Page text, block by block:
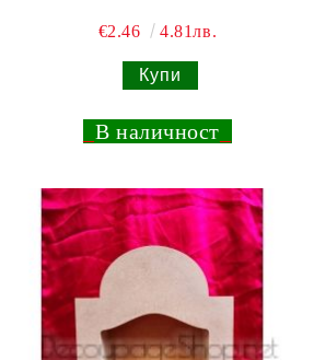
€2.46 4.81лв.
В наличност